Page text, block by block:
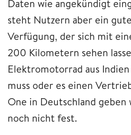
Daten wie angekündigt
steht Nutzern aber ein
Verfügung, der sich mit
200 Kilometern sehen
Elektromotorrad aus
muss oder es einen
One in Deutschland geben
noch nicht fest.